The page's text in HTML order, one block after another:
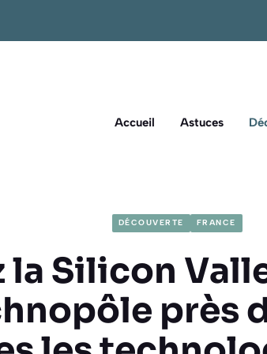
Accueil Astuces
DÉCOUVERTE FRANCE
Silicon
près